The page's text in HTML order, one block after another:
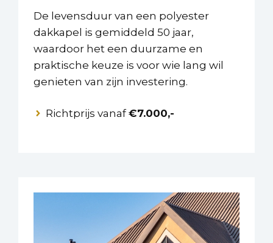
De levensduur van een polyester
dakkapel is gemiddeld 50 jaar,
waardoor het een duurzame en
praktische keuze is voor wie lang wil
genieten van zijn investering.
Richtprijs vanaf€7.000,-